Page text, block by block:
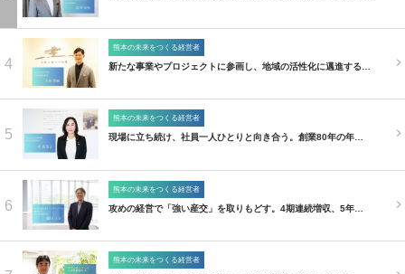
4
熊本の未来をつくる経営者
新たな事業やプロジェクトに参画し、地域の活性化に邁進する…
5
熊本の未来をつくる経営者
現場に立ち続け、社員一人ひとりと向き合う。創業80年の年…
6
熊本の未来をつくる経営者
攻めの経営で「強い産交」を取りもどす。4期連続増収、5年…
熊本の未来をつくる経営者